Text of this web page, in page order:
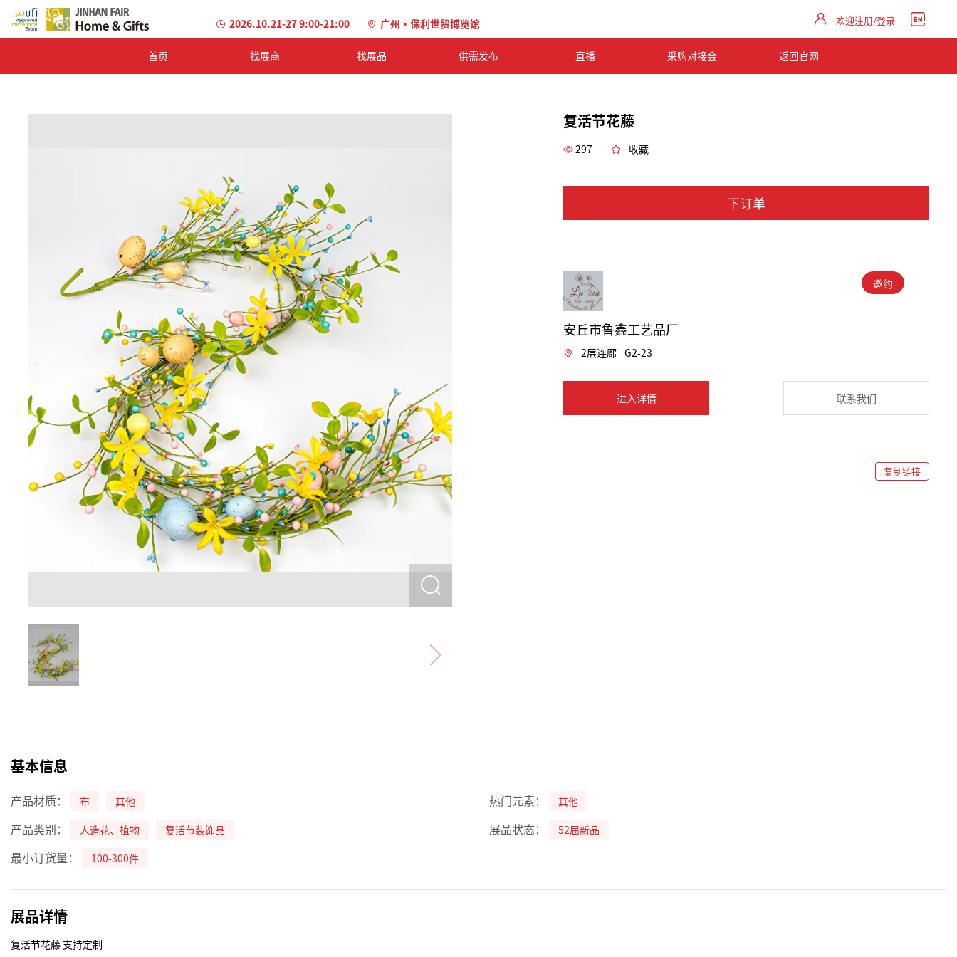
2026.10.21-27 9:00-21:00 广州·保利世贸博览馆 欢迎注册/登录
首页 找展商 找展品 供需发布 直播 采购对接会 返回官网
复活节花藤
297 收藏
下订单
邀约
安丘市鲁鑫工艺品厂
2层连廊 G2-23
进入详情 联系我们
复制链接
基本信息
产品材质： 布 其他 热门元素： 其他
产品类别： 人造花、植物 复活节装饰品 展品状态： 52届新品
最小订货量： 100-300件
展品详情
复活节花藤 支持定制